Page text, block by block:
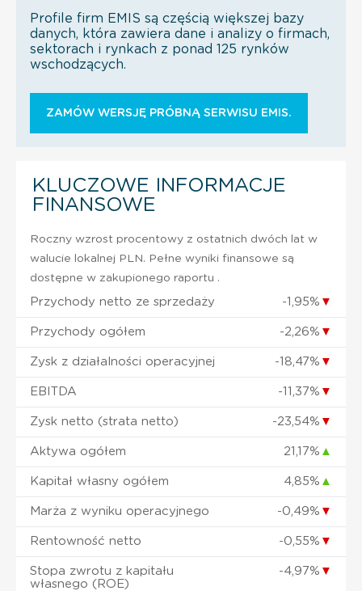
Profile firm EMIS są częścią większej bazy
danych, która zawiera dane i analizy o firmach,
sektorach i rynkach z ponad 125 rynków
wschodzących.
ZAMÓW WERSJĘ PRÓBNĄ SERWISU EMIS.
KLUCZOWE INFORMACJE
FINANSOWE
Roczny wzrost procentowy z ostatnich dwóch lat w
walucie lokalnej PLN. Pełne wyniki finansowe są
dostępne w zakupionego raportu .
Przychody netto ze sprzedaży -1,95% ▼
Przychody ogółem -2,26% ▼
Zysk z działalności operacyjnej -18,47% ▼
EBITDA -11,37% ▼
Zysk netto (strata netto) -23,54% ▼
Aktywa ogółem 21,17% ▲
Kapitał własny ogółem 4,85% ▲
Marża z wyniku operacyjnego -0,49% ▼
Rentowność netto -0,55% ▼
Stopa zwrotu z kapitału
własnego (ROE)
-4,97% ▼